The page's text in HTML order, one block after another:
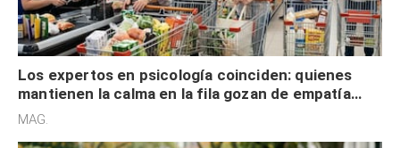
Los expertos en psicología coinciden: quienes
mantienen la calma en la fila gozan de empatía
cognitiva, gratitud y no solo tienen autocontrol
MAG.